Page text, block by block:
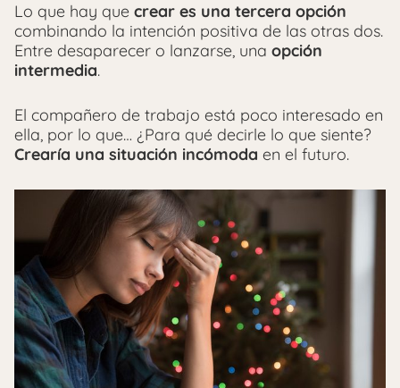
Lo que hay que crear es una tercera opción
combinando la intención positiva de las otras dos.
Entre desaparecer o lanzarse, una opción
intermedia.
El compañero de trabajo está poco interesado en
ella, por lo que… ¿Para qué decirle lo que siente?
Crearía una situación incómoda en el futuro.